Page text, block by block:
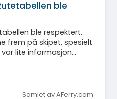
ble
ble respektert.
frem på skipet, spesielt
lite informasjon
Samlet av AFerry.com